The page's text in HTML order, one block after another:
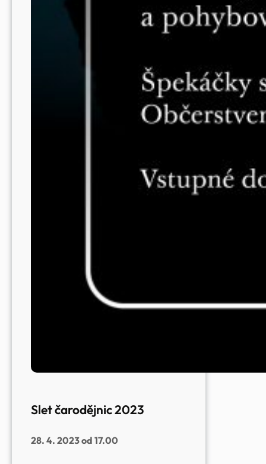
Slet čarodějnic 2023
28. 4. 2023 od 17.00